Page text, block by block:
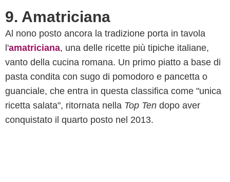
9. Amatriciana
Al nono posto ancora la tradizione porta in tavola
l'amatriciana, una delle ricette più tipiche italiane,
vanto della cucina romana. Un primo piatto a base di
pasta condita con sugo di pomodoro e pancetta o
guanciale, che entra in questa classifica come "unica
ricetta salata", ritornata nella Top Ten dopo aver
conquistato il quarto posto nel 2013.